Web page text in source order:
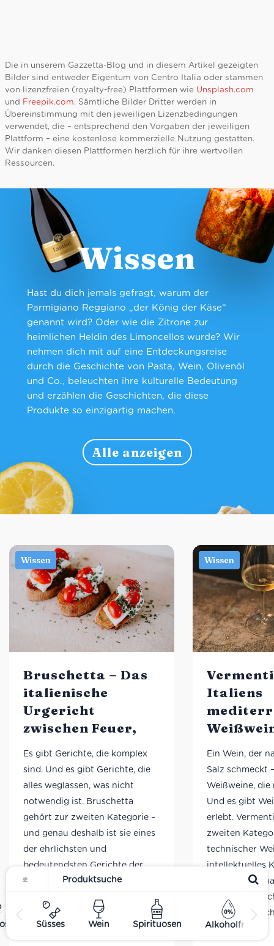
Süsses Wein Spirituosen Alkoholfrei
Die in unserem Gazzetta-Blog und in diesem Artikel gezeigten
Bilder sind entweder Eigentum von Centro Italia oder stammen
von lizenzfreien (royalty-free) Plattformen wie Unsplash.com
und Freepik.com. Sämtliche Bilder Dritter werden in
Übereinstimmung mit den jeweiligen Lizenzbedingungen
verwendet, die – entsprechend den Vorgaben der jeweiligen
Plattform – eine kostenlose kommerzielle Nutzung gestatten.
Wir danken diesen Plattformen herzlich für ihre wertvollen
Ressourcen.
Wissen
Hast du dich jemals gefragt, warum der
Parmigiano Reggiano „der König der Käse“
genannt wird? Oder wie die Zitrone zur
heimlichen Heldin des Limoncellos wurde? Wir
nehmen dich mit auf eine Entdeckungsreise
durch die Geschichte von Pasta, Wein, Olivenöl
und Co., beleuchten ihre kulturelle Bedeutung
und erzählen die Geschichten, die diese
Produkte so einzigartig machen.
Alle anzeigen
Bruschetta – Das
italienische
Urgericht
zwischen Feuer,
Kultur
Es gibt Gerichte, die komplex
sind. Und es gibt Gerichte, die
alles weglassen, was nicht
notwendig ist. Bruschetta
gehört zur zweiten Kategorie –
und genau deshalb ist sie eines
der ehrlichsten und
bedeutendsten Gerichte der
italienischen Küche. Eine
Hauch Knoblauch, etwas
Olivenöl. Mehr braucht es nicht.
Italiens
Wind
Eleganz
Ein Wein, der
Salz schmeckt
Weißweine, die
Und es gibt
erlebt.
zweiten
technischer
intellektuelles
ein Wein, der
schmeckt –
Wind, nach